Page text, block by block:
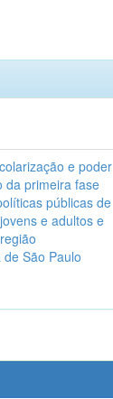
e poder
da primeira fase
públicas de
e adultos e
São Paulo